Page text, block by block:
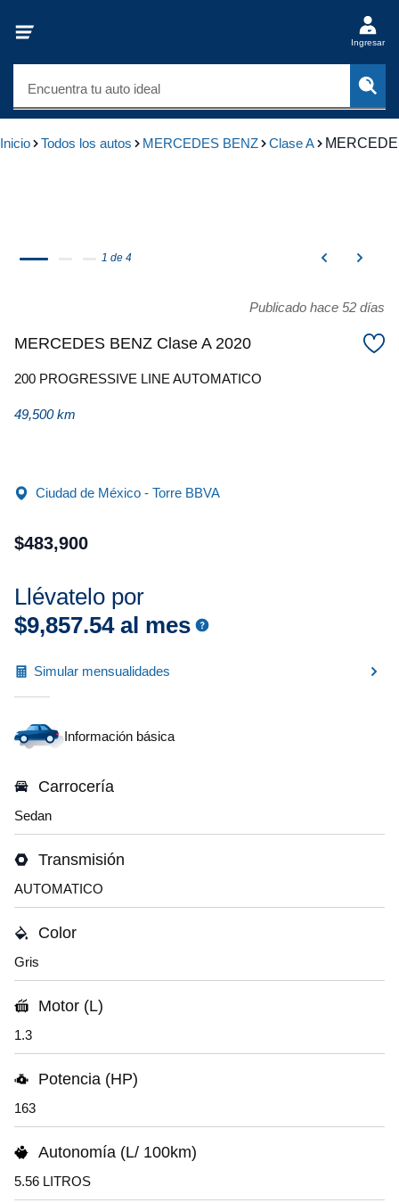
Ingresar
Encuentra tu auto ideal
Inicio Todos los autos MERCEDES BENZ Clase A
1 de 4
Publicado hace 52 días
MERCEDES BENZ Clase A 2020
200 PROGRESSIVE LINE AUTOMATICO
49,500 km
Ciudad de México - Torre BBVA
$483,900
Llévatelo por
$9,857.54al mes
Simular mensualidades
Información básica
Carrocería
Sedan
Transmisión
AUTOMATICO
Color
Gris
Motor (L)
1.3
Potencia (HP)
163
Autonomía (L/ 100km)
5.56 LITROS